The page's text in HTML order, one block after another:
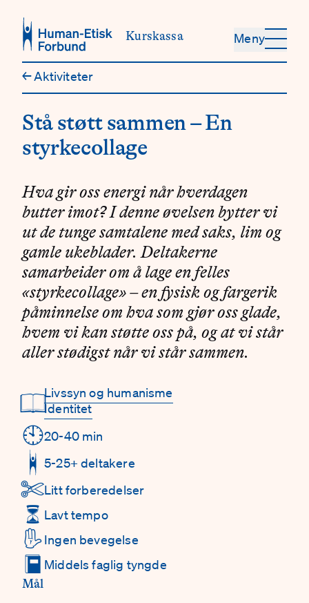
Kurskassa Meny
←Aktiviteter
Stå støtt sammen – En
styrkecollage
Hva gir oss energi når hverdagen
butter imot? I denne øvelsen bytter vi
ut de tunge samtalene med saks, lim og
gamle ukeblader. Deltakerne
samarbeider om å lage en felles
«styrkecollage» – en fysisk og fargerik
påminnelse om hva som gjør oss glade,
hvem vi kan støtte oss på, og at vi står
aller stødigst når vi står sammen.
Detaljer
📖Livssyn og humanisme
Identitet
🕙20-40 min
5-25+ deltakere
✄Litt forberedelser
⏳ Lavt tempo
✋Ingen bevegelse
📕 Middels faglig tyngde
Mål